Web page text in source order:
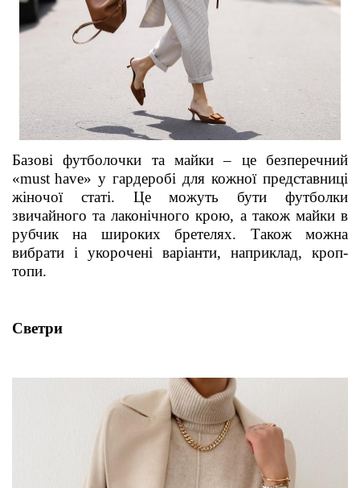
Базові футболочки та майки – це безперечний
«must have» у гардеробі для кожної представниці
жіночої статі. Це можуть бути футболки
звичайного та лаконічного крою, а також майки в
рубчик на широких бретелях. Також можна
вибрати і укорочені варіанти, наприклад, кроп-
топи.
Светри